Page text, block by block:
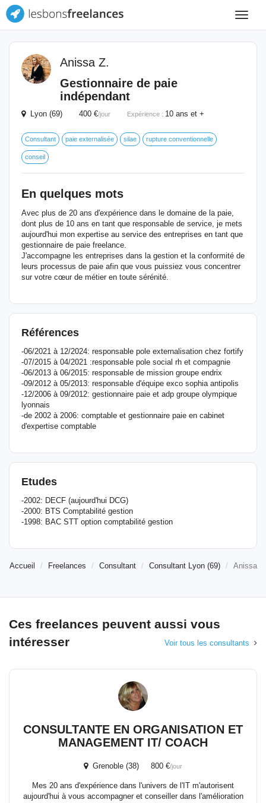
Toggle
Anissa Z.
Gestionnaire de paie
indépendant
Lyon (69) 400 €/jour Expérience : 10 ans et +
Consultant paie externalisée silae rupture conventionnelle
conseil
En quelques mots
Avec plus de 20 ans d'expérience dans le domaine de la paie,
dont plus de 10 ans en tant que responsable de service, je mets
aujourd'hui mon expertise au service des entreprises en tant que
gestionnaire de paie freelance.
J'accompagne les entreprises dans la gestion et la conformité de
leurs processus de paie afin que vous puissiez vous concentrer
sur votre cœur de métier en toute sérénité.
Références
-06/2021 à 12/2024: responsable pole externalisation chez fortify
-07/2015 à 04/2021 :responsable pole social rh et compagnie
-06/2013 à 06/2015: responsable de mission groupe endrix
-09/2012 à 05/2013: responsable d'équipe exco sophia antipolis
-12/2006 à 09/2012: gestionnaire paie et adp groupe olympique
lyonnais
-de 2002 à 2006: comptable et gestionnaire paie en cabinet
d'expertise comptable
Etudes
-2002: DECF (aujourd'hui DCG)
-2000: BTS Comptabilité gestion
-1998: BAC STT option comptabilité gestion
Accueil Freelances Consultant Consultant Lyon (69) Anissa
Ces freelances peuvent aussi vous
intéresser
Voir tous les consultants
CONSULTANTE EN ORGANISATION ET
MANAGEMENT IT/ COACH
Grenoble (38) 800 €/jour
Mes 20 ans d'expérience dans l'univers de l'IT m'autorisent
aujourd'hui à vous accompagner et conseiller dans l'amélioration